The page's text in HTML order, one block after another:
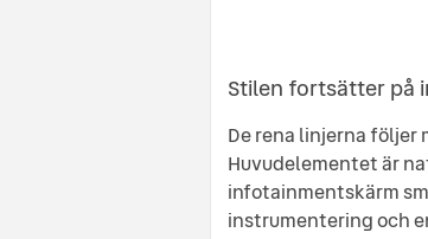
Stilen fortsätter på
De rena linjerna följer
Huvudelementet är
infotainmentskärm
instrumentering och